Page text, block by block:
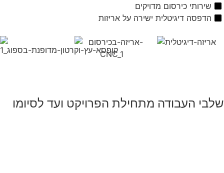
שירותי כירסום מדויקים
הדפסה דיגיטלית ישירה על אריזות
שלבי העבודה מתחילת הפרויקט ועד לסיומו